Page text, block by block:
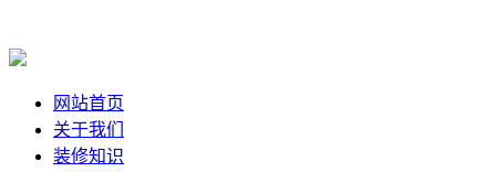
网站首页
关于我们
装修知识